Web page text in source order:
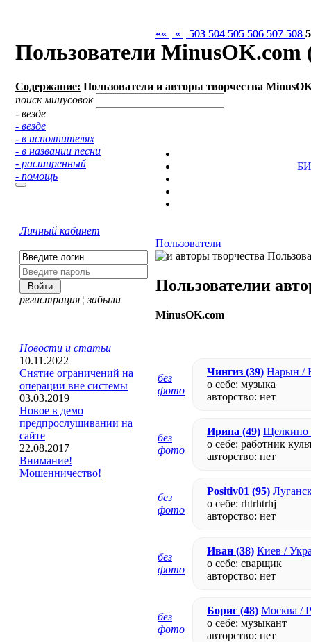
Пользователи MinusOK.com
Содержание: Пользователи и авторы творчества
поиск минусовок
- везде
- везде
- в исполнителях
- в названии песни
- расширенный
- помощь
Личный кабинет
регистрация ¦ забыли
Новости и статьи
10.11.2022
Снятие ограничений на
операции вне системы
03.03.2019
Новое в демо
предпрослушивании на
сайте
22.08.2017
Внимание!
Мошенничество!
Пользователи
Пользователии
MinusOK.com
«« « 503 504 505 506 507 508
без
фото
Чингиз (39) Нарын /
о себе: музыка
авторство: нет
без
фото
Ирина (49) Щелкино
о себе: работник
авторство: нет
без
фото
Positiv01 (95)
о себе: rhtrhtrhj
авторство: нет
без
фото
Иван (38) Киев /
о себе: сварщик
авторство: нет
без
фото
Борис (48) Москва /
о себе: музыкант
авторство: нет
«« « 503 504 505 506 507 508